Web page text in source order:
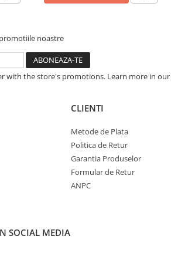
noastre
with the store's promotions. Learn more in our
CLIENTI
Metode de Plata
Politica de Retur
Garantia Produselor
Formular de Retur
ANPC
SOCIAL MEDIA